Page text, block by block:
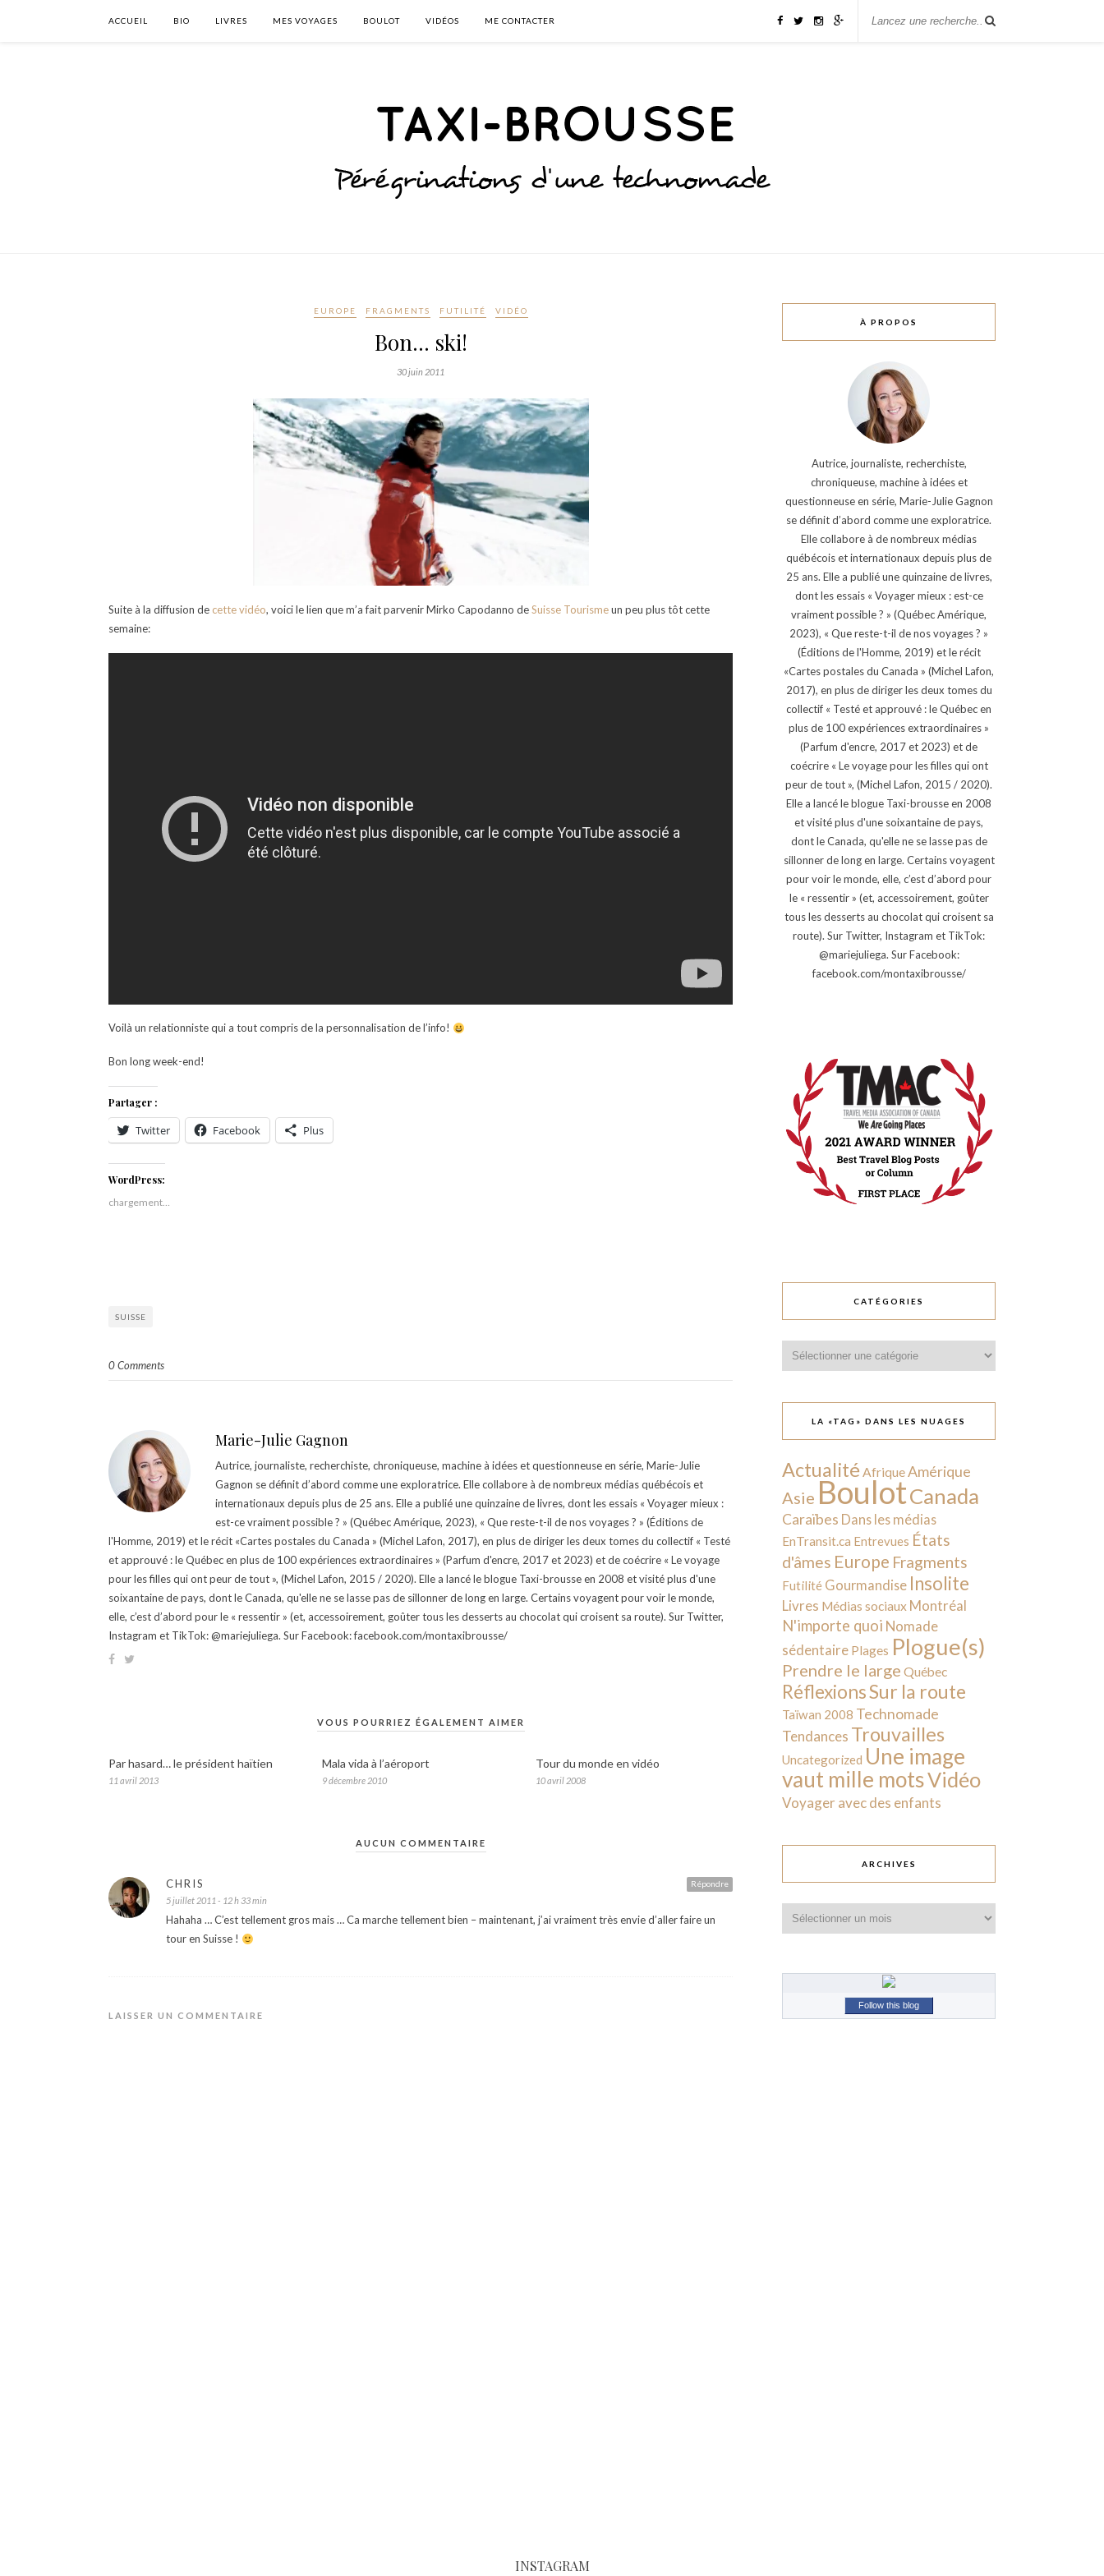
ACCUEIL BIO LIVRES MES VOYAGES BOULOT VIDÉOS ME CONTACTER
EUROPE FRAGMENTS FUTILITÉ VIDÉO
Bon… ski!
30 juin 2011
Suite à la diffusion de cette vidéo, voici le lien que m’a fait parvenir Mirko Capodanno deSuisse Tourismeun peu plus tôt cette
semaine:
Voilà un relationniste qui a tout compris de la personnalisation de l’info!
Bon long week-end!
Partager :
Twitter Facebook Plus
WordPress:
chargement…
SUISSE
0 Comments
Marie-Julie Gagnon
Autrice, journaliste, recherchiste, chroniqueuse, machine à idées et questionneuse en série, Marie-Julie
Gagnon se définit d’abord comme une exploratrice. Elle collabore à de nombreux médias québécois et
internationaux depuis plus de 25 ans. Elle a publié une quinzaine de livres, dont les essais « Voyager mieux :
est-ce vraiment possible ? » (Québec Amérique, 2023), « Que reste-t-il de nos voyages ? » (Éditions de
l'Homme, 2019) et le récit «Cartes postales du Canada » (Michel Lafon, 2017), en plus de diriger les deux tomes du collectif « Testé
et approuvé : le Québec en plus de 100 expériences extraordinaires » (Parfum d'encre, 2017 et 2023) et de coécrire « Le voyage
pour les filles qui ont peur de tout », (Michel Lafon, 2015 / 2020). Elle a lancé le blogue Taxi-brousse en 2008 et visité plus d'une
soixantaine de pays, dont le Canada, qu'elle ne se lasse pas de sillonner de long en large. Certains voyagent pour voir le monde,
elle, c’est d’abord pour le « ressentir » (et, accessoirement, goûter tous les desserts au chocolat qui croisent sa route). Sur Twitter,
Instagram et TikTok: @mariejuliega. Sur Facebook: facebook.com/montaxibrousse/
VOUS POURRIEZ ÉGALEMENT AIMER
Par hasard… le président haïtien
11 avril 2013
Mala vida à l’aéroport
9 décembre 2010
Tour du monde en vidéo
10 avril 2008
AUCUN COMMENTAIRE
Répondre
CHRIS
5 juillet 2011 - 12 h 33 min
Hahaha … C’est tellement gros mais … Ca marche tellement bien – maintenant, j’ai vraiment très envie d’aller faire un
tour en Suisse !
LAISSER UN COMMENTAIRE
À PROPOS
Autrice, journaliste, recherchiste,
chroniqueuse, machine à idées et
questionneuse en série, Marie-Julie Gagnon
se définit d’abord comme une exploratrice.
Elle collabore à de nombreux médias
québécois et internationaux depuis plus de
25 ans. Elle a publié une quinzaine de livres,
dont les essais « Voyager mieux : est-ce
vraiment possible ? » (Québec Amérique,
2023), « Que reste-t-il de nos voyages ? »
(Éditions de l'Homme, 2019) et le récit
«Cartes postales du Canada » (Michel Lafon,
2017), en plus de diriger les deux tomes du
collectif « Testé et approuvé : le Québec en
plus de 100 expériences extraordinaires »
(Parfum d'encre, 2017 et 2023) et de
coécrire « Le voyage pour les filles qui ont
peur de tout », (Michel Lafon, 2015 / 2020).
Elle a lancé le blogue Taxi-brousse en 2008
et visité plus d'une soixantaine de pays,
dont le Canada, qu'elle ne se lasse pas de
sillonner de long en large. Certains voyagent
pour voir le monde, elle, c’est d’abord pour
le « ressentir » (et, accessoirement, goûter
tous les desserts au chocolat qui croisent sa
route). Sur Twitter, Instagram et TikTok:
@mariejuliega. Sur Facebook:
facebook.com/montaxibrousse/
CATÉGORIES
LA «TAG» DANS LES NUAGES
Actualité AfriqueAmérique
Asie BoulotCanada
Caraïbes Dans les médias
EnTransit.ca Entrevues États
d'âmes Europe Fragments
Futilité Gourmandise Insolite
Livres Médias sociaux Montréal
N'importe quoi Nomade
sédentaire Plages Plogue(s)
Prendre le large Québec
RéflexionsSur la route
Taïwan 2008 Technomade
Tendances Trouvailles
Uncategorized Une image
vaut mille motsVidéo
Voyager avec des enfants
ARCHIVES
Follow this blog
INSTAGRAM